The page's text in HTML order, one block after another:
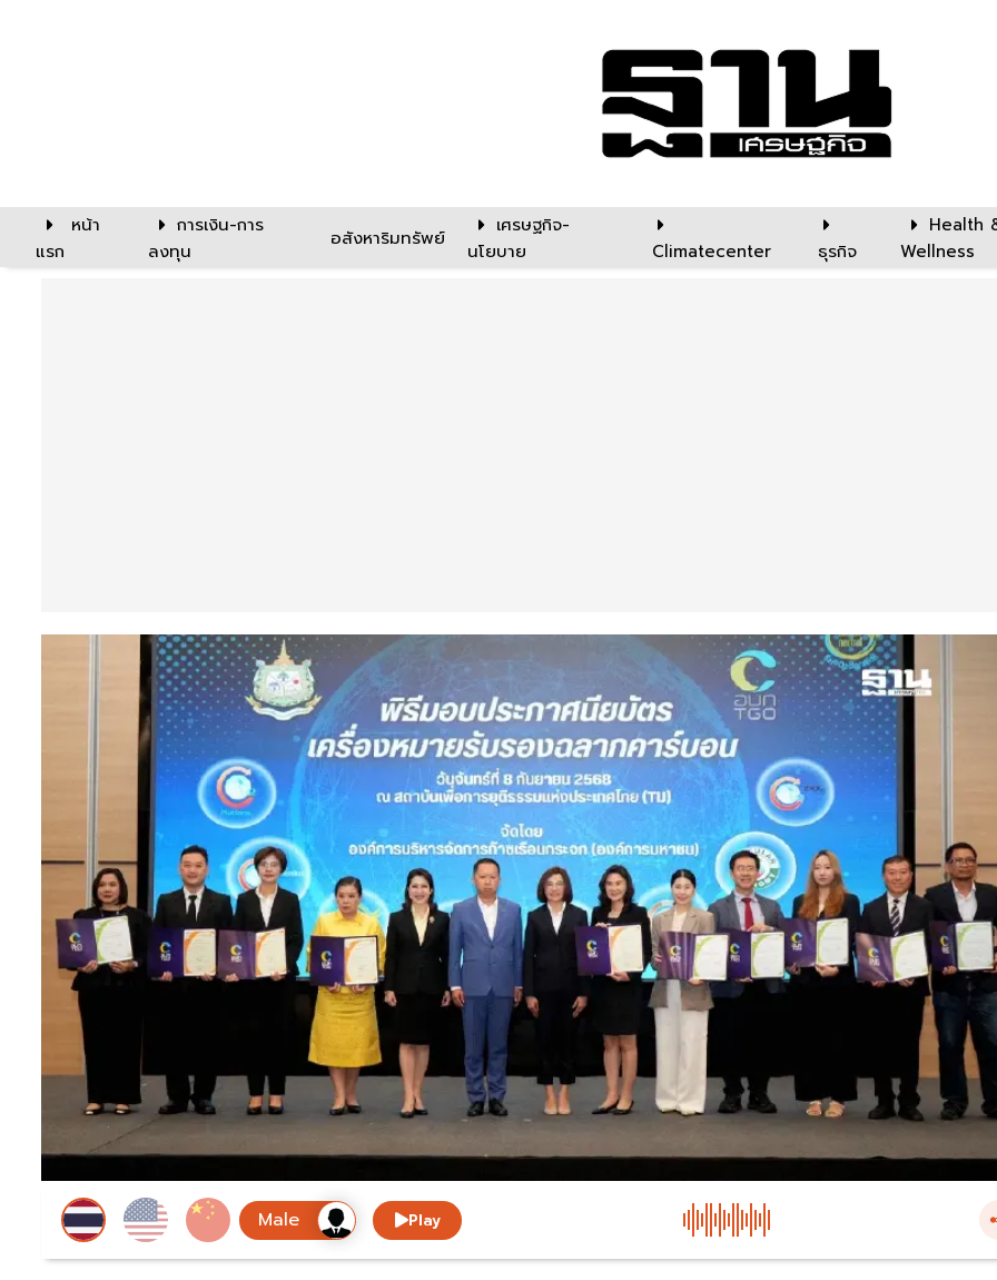
หน้า
แรก
การเงิน-การ
ลงทุน
อสังหาริมทรัพย์
เศรษฐกิจ-
นโยบาย
Climatecenter ธุรกิจ
Health
Wellness
Play